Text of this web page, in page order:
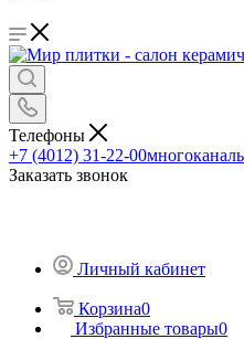
Телефоны
+7 (4012) 31-22-00
Заказать звонок
Личный кабинет
Корзина0
Избранные товары0